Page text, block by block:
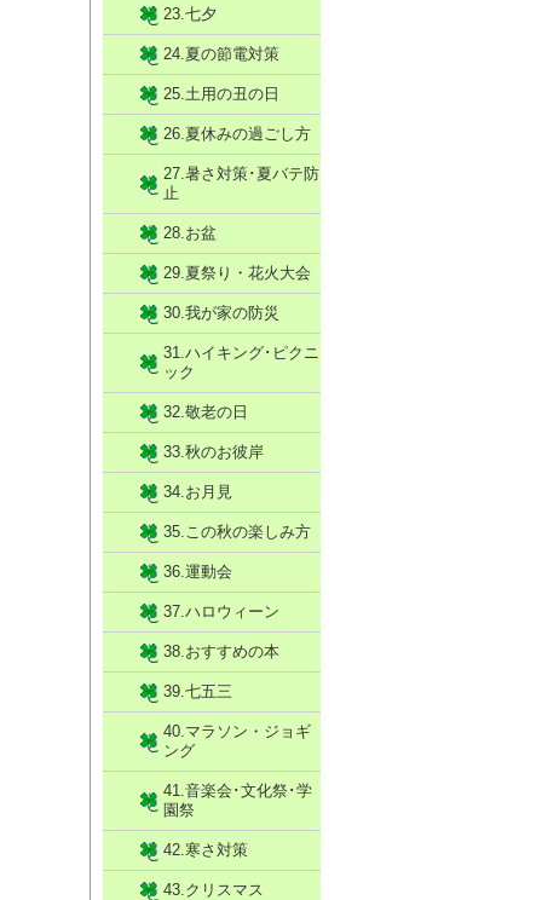
23.七夕
24.夏の節電対策
25.土用の丑の日
26.夏休みの過ごし方
27.暑さ対策･夏バテ防
止
28.お盆
29.夏祭り・花火大会
30.我が家の防災
31.ハイキング･ピクニ
ック
32.敬老の日
33.秋のお彼岸
34.お月見
35.この秋の楽しみ方
36.運動会
37.ハロウィーン
38.おすすめの本
39.七五三
40.マラソン・ジョギ
ング
41.音楽会･文化祭･学
園祭
42.寒さ対策
43.クリスマス